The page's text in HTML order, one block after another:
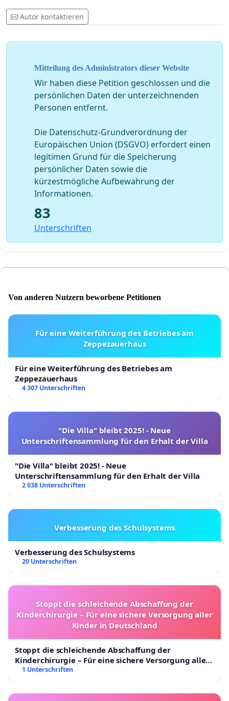
Autor kontaktieren
Mitteilung des Administrators dieser Website
Wir haben diese Petition geschlossen und die
persönlichen Daten der unterzeichnenden
Personen entfernt.
Die Datenschutz-Grundverordnung der
Europäischen Union (DSGVO) erfordert einen
legitimen Grund für die Speicherung
persönlicher Daten sowie die
kürzestmögliche Aufbewahrung der
Informationen.
83
Unterschriften
Von anderen Nutzern beworbene Petitionen
Für eine Weiterführung des Betriebes am
Zeppezauerhaus
Für eine Weiterführung des Betriebes am
Zeppezauerhaus
4 307 Unterschriften
"Die Villa" bleibt 2025! - Neue
Unterschriftensammlung für den Erhalt der Villa
"Die Villa" bleibt 2025! - Neue
Unterschriftensammlung für den Erhalt der Villa
2 038 Unterschriften
Verbesserung des Schulsystems
Verbesserung des Schulsystems
20 Unterschriften
Stoppt die schleichende Abschaffung der
Kinderchirurgie – Für eine sichere Versorgung aller
Kinder in Deutschland
Stoppt die schleichende Abschaffung der
Kinderchirurgie – Für eine sichere Versorgung aller
Kinder in Deutschland
1 Unterschriften